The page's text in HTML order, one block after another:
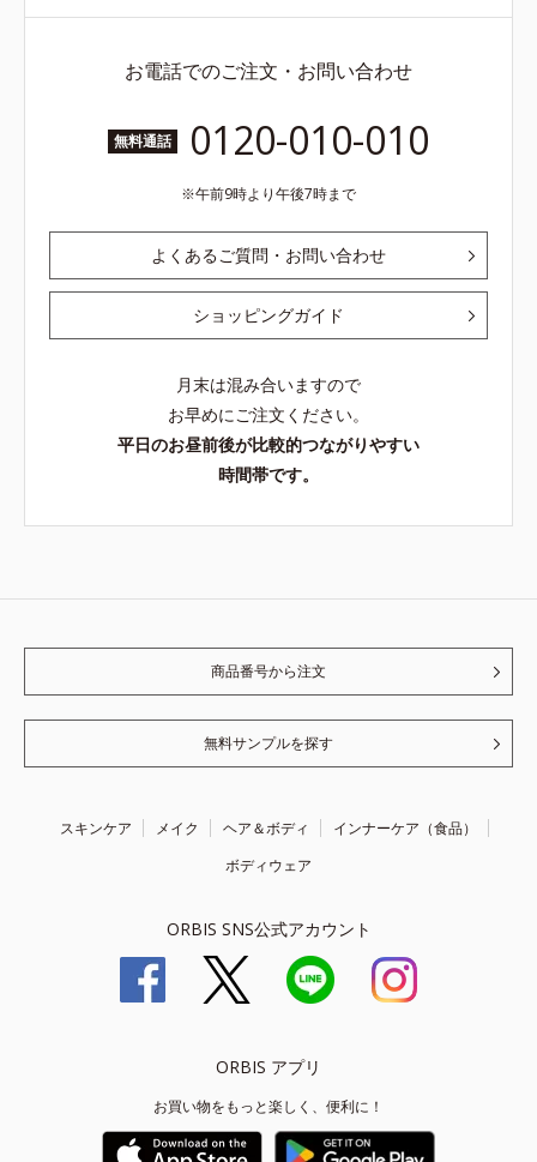
お電話でのご注文・お問い合わせ
無料通話 0120-010-010
午前9時より午後7時まで
よくあるご質問・お問い合わせ
ショッピングガイド
月末は混み合いますので
お早めにご注文ください。
平日のお昼前後が比較的つながりやすい
時間帯です。
商品番号から注文
無料サンプルを探す
スキンケア メイク ヘア＆ボディ
インナーケア（食品）
ボディウェア
ORBIS SNS公式アカウント
ORBIS アプリ
お買い物をもっと楽しく、便利に！